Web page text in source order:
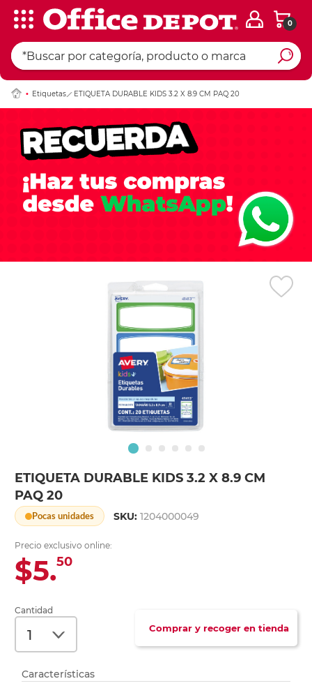
0
Etiquetas ETIQUETA DURABLE KIDS 3.2 X 8.9 CM PAQ 20
ETIQUETA DURABLE KIDS 3.2 X 8.9 CM
PAQ 20
Pocas unidades SKU:1204000049
Precio exclusivo online:
$5.50
Cantidad
Comprar y recoger en tienda
Ingresar Codigo
Características